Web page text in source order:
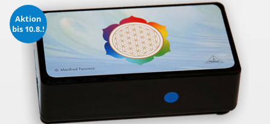
Aktion
bis 10.8.!